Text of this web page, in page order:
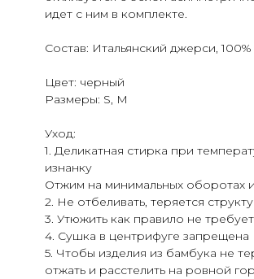
идет с ним в комплекте.
Состав: Итальянский джерси, 100%
Цвет: черный
Размеры: S, M
Уход:
1. Деликатная стирка при
изнанку
Отжим на минимальных оборотах
2. Не отбеливать, теряется
3. Утюжить как правило не
4. Сушка в центрифуге запрещена
5. Чтобы изделия из бамбука не
отжать и расстелить на ровной